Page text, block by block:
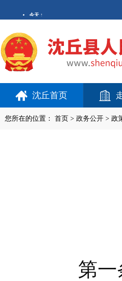
沈丘首页
您所在的位置： 首页 > 政务公开 > 政
第一条